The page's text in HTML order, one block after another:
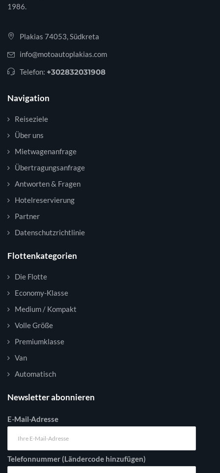
1986.
Plakias 74053, Südkreta
info@motoautoplakias.com
Telefon: +302832031908
Navigation
Reiseziele
Über uns
Mietwagenanfrage
Übertragungsanfrage
Antworten & Fragen
Hotelreservierung
Partner
Datenschutzrichtlinie
Flottenkategorien
Die Flotte
Economy-Klasse
Medium / Kompakt
Volle Größe
Premiumklasse
Van
Automatisch
Newsletter abonnieren
E-Mail-Adresse
Telefonnummer (Ländercode hinzufügen)